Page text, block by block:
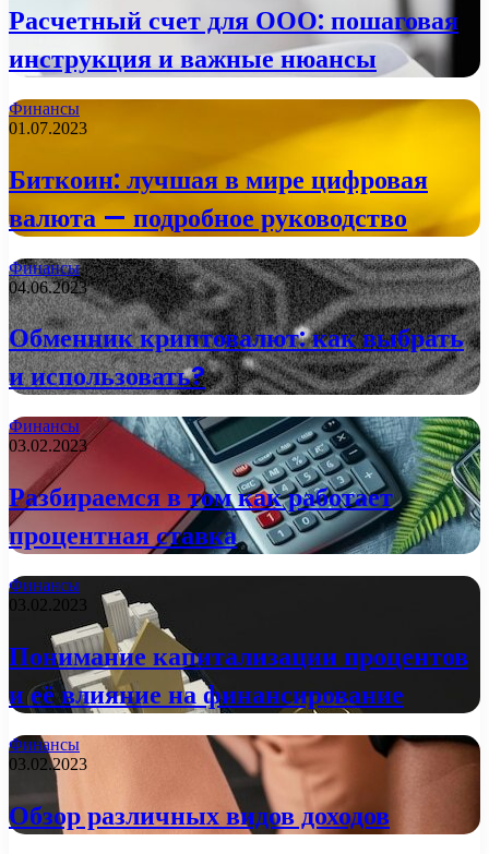
Расчетный счет для ООО: пошаговая
инструкция и важные нюансы
Финансы
01.07.2023
Биткоин: лучшая в мире цифровая
валюта — подробное руководство
Финансы
04.06.2023
Обменник криптовалют: как выбрать
и использовать?
Финансы
03.02.2023
Разбираемся в том как работает
процентная ставка
Финансы
03.02.2023
Понимание капитализации процентов
и её влияние на финансирование
Финансы
03.02.2023
Обзор различных видов доходов